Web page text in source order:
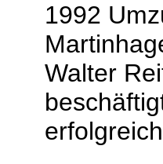
1992
Walter